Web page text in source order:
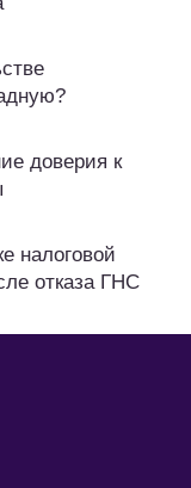
доверия к
налоговой
отказа ГНС